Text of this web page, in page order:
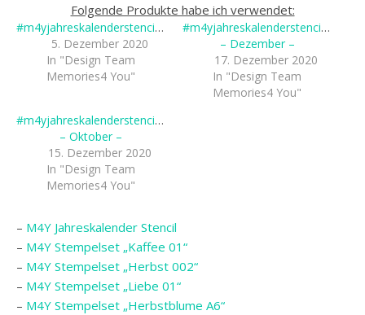
Folgende Produkte habe ich verwendet:
#m4yjahreskalenderstencil2020
5. Dezember 2020
In "Design Team
Memories4 You"
#m4yjahreskalenderstencil2020
– Dezember –
17. Dezember 2020
In "Design Team
Memories4 You"
#m4yjahreskalenderstencil2020
– Oktober –
15. Dezember 2020
In "Design Team
Memories4 You"
– M4Y Jahreskalender Stencil
– M4Y Stempelset „Kaffee 01“
– M4Y Stempelset „Herbst 002“
– M4Y Stempelset „Liebe 01“
– M4Y Stempelset „Herbstblume A6“